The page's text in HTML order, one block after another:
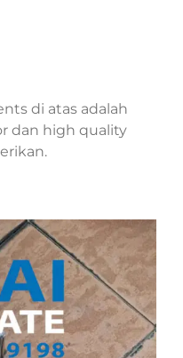
di atas adalah
dan high quality